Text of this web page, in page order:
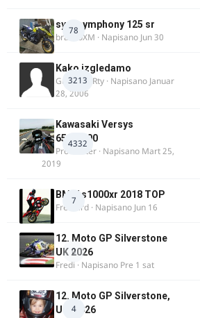
78
sym symphony 125 sr
brankoXM · Napisano Jun 30
3213
Kako izgledamo
Guest diRRty · Napisano Januar
28, 2006
4332
Kawasaki Versys
650/1000
ProMaster · Napisano Mart 25,
2019
7
BMW s1000xr 2018 TOP
FreeBird · Napisano Jun 16
0
12. Moto GP Silverstone
UK 2026
Fredi · Napisano Pre 1 sat
4
12. Moto GP Silverstone,
UK, 2026